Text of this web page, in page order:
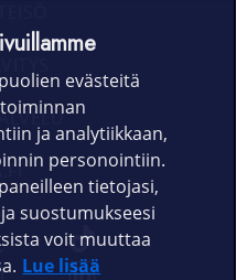
evästeitä
ja analytiikkaan,
personointiin.
tietojasi,
suostumukseesi
voit muuttaa
Lue lisää